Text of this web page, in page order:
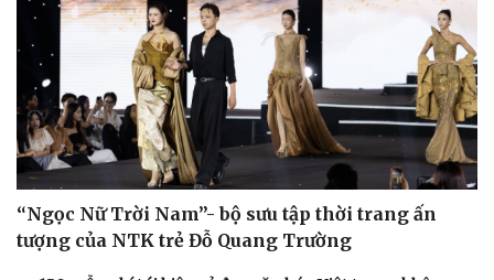
“Ngọc Nữ Trời Nam”- bộ sưu tập thời trang ấn
tượng của NTK trẻ Đỗ Quang Trường